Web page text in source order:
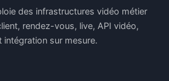
des infrastructures vidéo métier
rendez-vous, live, API vidéo,
intégration sur mesure.